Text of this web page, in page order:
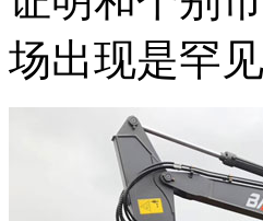
场出现是罕见